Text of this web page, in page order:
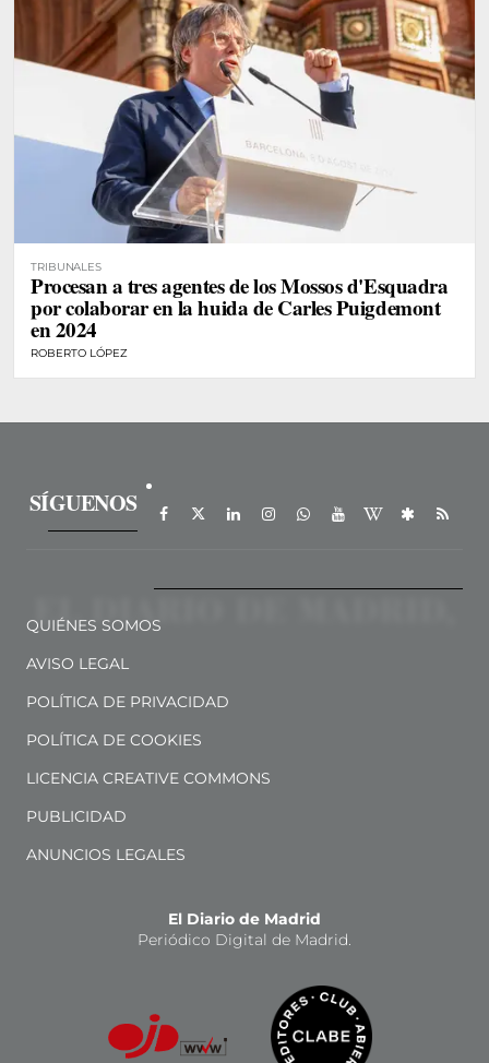
TRIBUNALES
Procesan a tres agentes de los Mossos d'Esquadra
por colaborar en la huida de Carles Puigdemont
en 2024
ROBERTO LÓPEZ
SÍGUENOS
QUIÉNES SOMOS
AVISO LEGAL
POLÍTICA DE PRIVACIDAD
POLÍTICA DE COOKIES
LICENCIA CREATIVE COMMONS
PUBLICIDAD
ANUNCIOS LEGALES
El Diario de Madrid
Periódico Digital de Madrid.